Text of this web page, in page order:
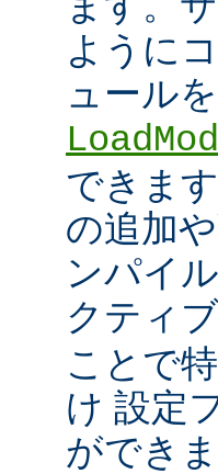
ように
ュール
できま
の追加
ンパイ
クティ
ことで
け 設定
ができま